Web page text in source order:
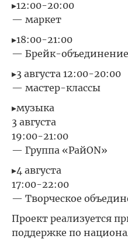
▸12:00-20:00
— маркет
▸18:00-21:00
— Брейк-объединение
▸3 августа 12:00-20:00
— мастер-классы
▸музыка
3 августа
19:00-21:00
— Группа «РайON»
▸4 августа
17:00-22:00
— Творческое
Проект реализуется
поддержке по